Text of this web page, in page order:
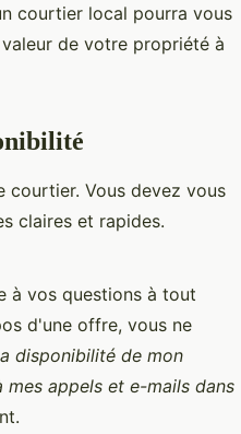
courtier local pourra vous
de votre propriété à
courtier. Vous devez vous
claires et rapides.
à vos questions à tout
d'une offre, vous ne
disponibilité de mon
appels et e-mails dans